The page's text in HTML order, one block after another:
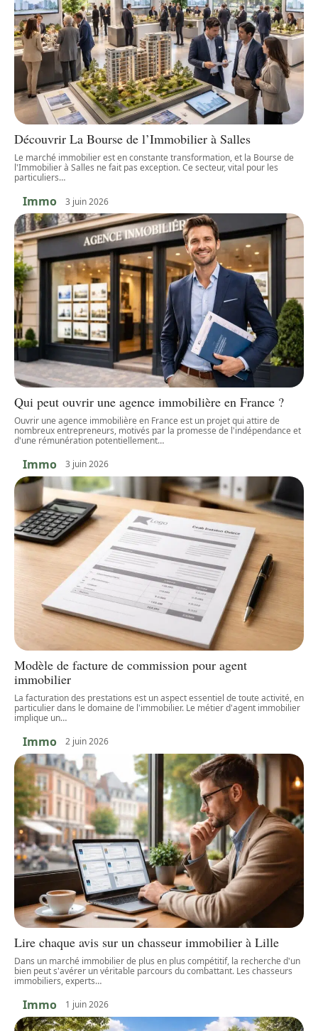
Découvrir La Bourse de l’Immobilier à Salles
Le marché immobilier est en constante transformation, et la Bourse de
l'Immobilier à Salles ne fait pas exception. Ce secteur, vital pour les
particuliers…
Immo 3 juin 2026
Qui peut ouvrir une agence immobilière en France ?
Ouvrir une agence immobilière en France est un projet qui attire de
nombreux entrepreneurs, motivés par la promesse de l'indépendance et
d'une rémunération potentiellement…
Immo 3 juin 2026
Modèle de facture de commission pour agent
immobilier
La facturation des prestations est un aspect essentiel de toute activité, en
particulier dans le domaine de l'immobilier. Le métier d'agent immobilier
implique un…
Immo 2 juin 2026
Lire chaque avis sur un chasseur immobilier à Lille
Dans un marché immobilier de plus en plus compétitif, la recherche d'un
bien peut s'avérer un véritable parcours du combattant. Les chasseurs
immobiliers, experts…
Immo 1 juin 2026